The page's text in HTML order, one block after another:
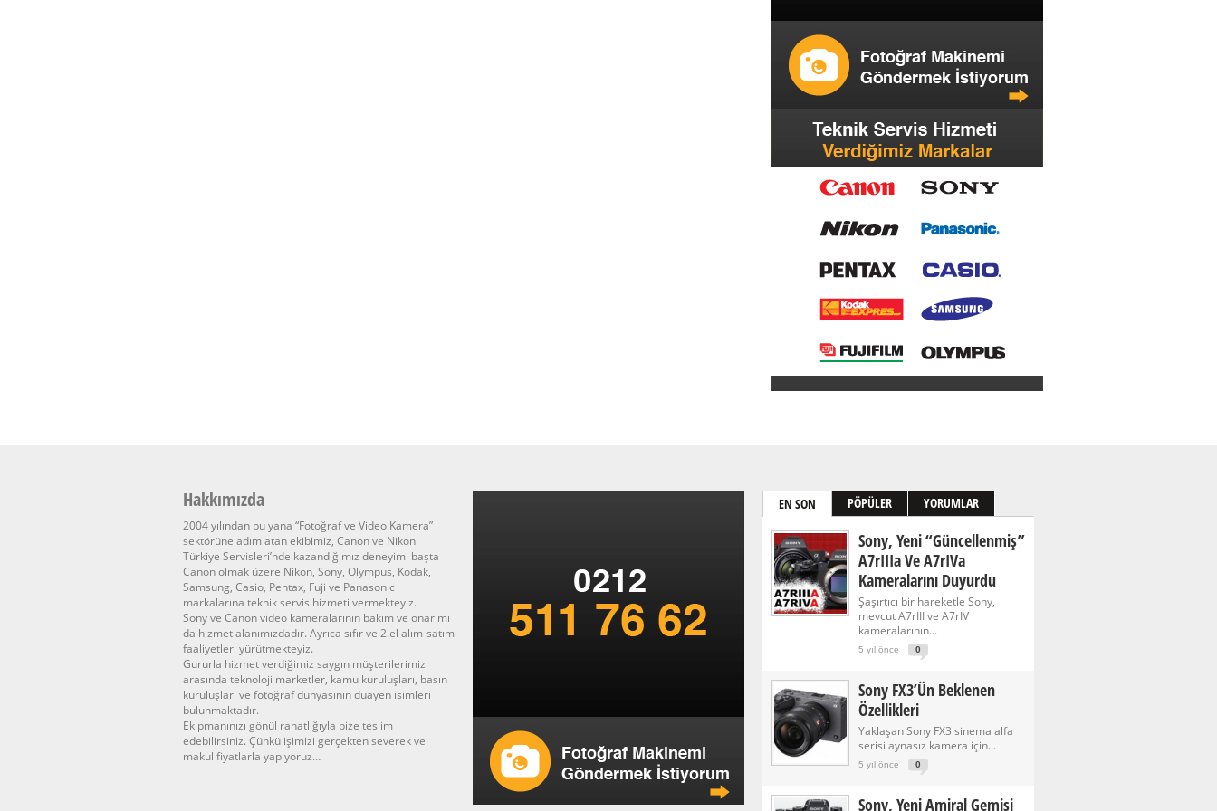
Hakkımızda
2004 yılından bu yana “Fotoğraf ve Video Kamera”
sektörüne adım atan ekibimiz, Canon ve Nikon
Türkiye Servisleri’nde kazandığımız deneyimi başta
Canon olmak üzere Nikon, Sony, Olympus, Kodak,
Samsung, Casio, Pentax, Fuji ve Panasonic
markalarına teknik servis hizmeti vermekteyiz.
Sony ve Canon video kameralarının bakım ve onarımı
da hizmet alanımızdadır. Ayrıca sıfır ve 2.el alım-satım
faaliyetleri yürütmekteyiz.
Gururla hizmet verdiğimiz saygın müşterilerimiz
arasında teknoloji marketler, kamu kuruluşları, basın
kuruluşları ve fotoğraf dünyasının duayen isimleri
bulunmaktadır.
Ekipmanınızı gönül rahatlığıyla bize teslim
edebilirsiniz. Çünkü işimizi gerçekten severek ve
makul fiyatlarla yapıyoruz…
EN SON PÖPÜLER YORUMLAR
Sony, Yeni “güncellenmiş”
A7rIIIa Ve A7rIVa
Kameralarını Duyurdu
Şaşırtıcı bir hareketle Sony,
mevcut A7rIII ve A7rIV
kameralarının...
5 yıl önce 0
Sony FX3’ün Beklenen
Özellikleri
Yaklaşan Sony FX3 sinema alfa
serisi aynasız kamera için...
5 yıl önce 0
Sony, Yeni Amiral Gemisi